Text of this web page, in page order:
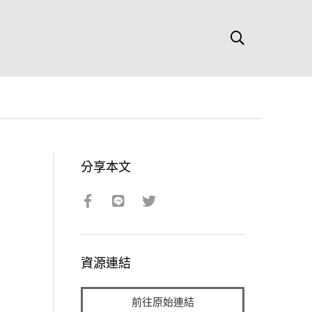
分享本文
資源連結
前往原始連結